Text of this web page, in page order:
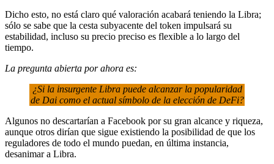
Dicho esto, no está claro qué valoración acabará teniendo la Libra;
sólo se sabe que la cesta subyacente del token impulsará su
estabilidad, incluso su precio preciso es flexible a lo largo del
tiempo.
La pregunta abierta por ahora es:
¿Si la insurgente Libra puede alcanzar la popularidad
de Dai como el actual símbolo de la elección de DeFi?
Algunos no descartarían a Facebook por su gran alcance y riqueza,
aunque otros dirían que sigue existiendo la posibilidad de que los
reguladores de todo el mundo puedan, en última instancia,
desanimar a Libra.